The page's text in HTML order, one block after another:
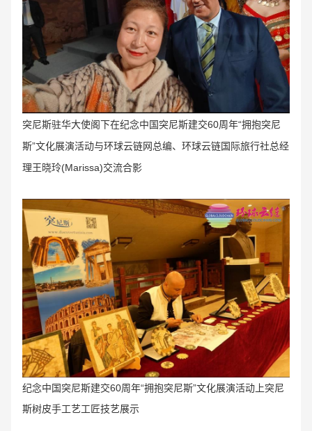
突尼斯驻华大使阁下在纪念中国突尼斯建交60周年“拥抱突尼
斯”文化展演活动与环球云链网总编、环球云链国际旅行社总经
理王晓玲(Marissa)交流合影
纪念中国突尼斯建交60周年“拥抱突尼斯”文化展演活动上突尼
斯树皮手工艺工匠技艺展示